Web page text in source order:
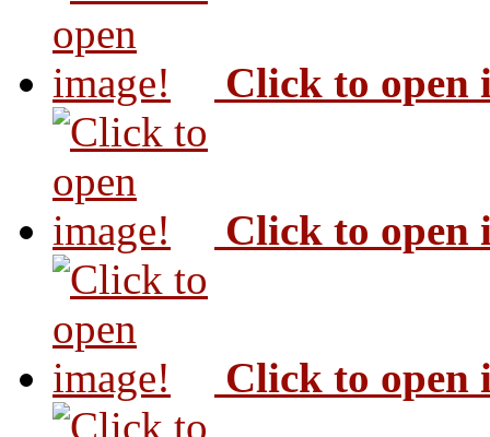
Click to open
Click to open
Click to open